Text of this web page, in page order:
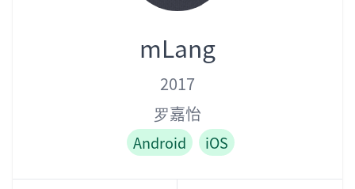
mLang
2017
罗嘉怡
Android iOS